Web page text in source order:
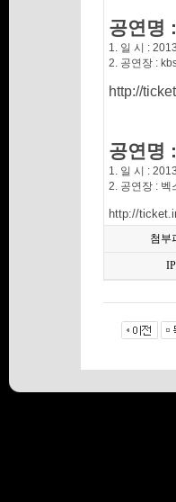
공연명 :
1. 일 시 :
2. 공연장 :
http://
공연명 :
1. 일 시 :
2. 공연장 :
http://
첨부
IP